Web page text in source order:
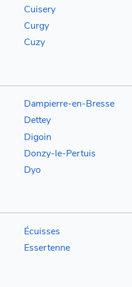
Cuisery
Curgy
Cuzy
Dampierre-en-Bresse
Dettey
Digoin
Donzy-le-Pertuis
Dyo
Écuisses
Essertenne